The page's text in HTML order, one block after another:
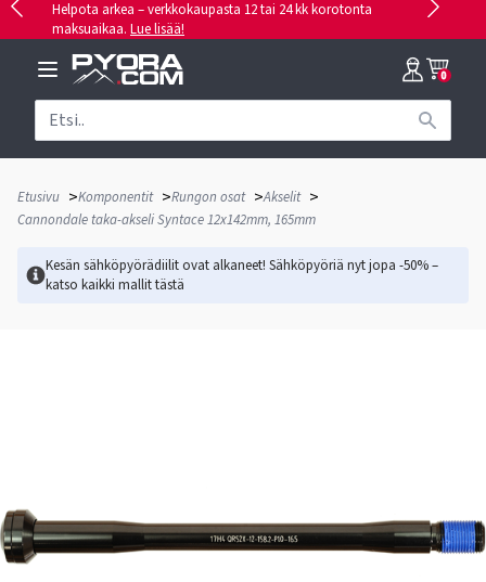
Helpota arkea – verkkokaupasta 12 tai 24 kk korotonta
maksuaikaa. Lue lisää!
0
Etusivu >Komponentit >Rungon osat >Akselit >
Cannondale taka-akseli Syntace 12x142mm, 165mm
Kesän sähköpyörädiilit ovat alkaneet! Sähköpyöriä nyt jopa -50% –
katso kaikki mallittästä